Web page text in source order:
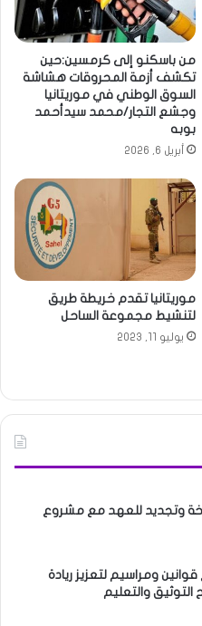
من باسكنو إلى كرمسين:حين
تكشف أزمة المحروقات هشاشة
السوق الوطني في موريتانيا
وجشع التجار/محمد سيدأحمد
بوبه
أبريل 6, 2026
موريتانيا تقدم خريطة طريق
لتنشيط مجموعة الساحل
يوليو 11, 2023
وتجديد للعهد مع مشروع
ومراسيم لتعزيز ريادة
والتعليم